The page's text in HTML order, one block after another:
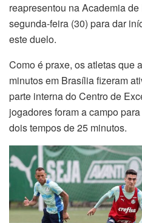
reapresentou na Academia
segunda-feira (30) para dar
este duelo.
Como é praxe, os atletas que
minutos em Brasília fizeram
parte interna do Centro de
jogadores foram a campo
dois tempos de 25 minutos.